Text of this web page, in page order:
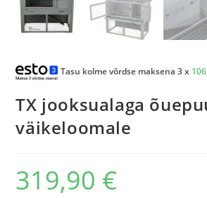
Tasu kolme võrdse maksena 3 x
TX jooksualaga
väikeloomale
319,90 €